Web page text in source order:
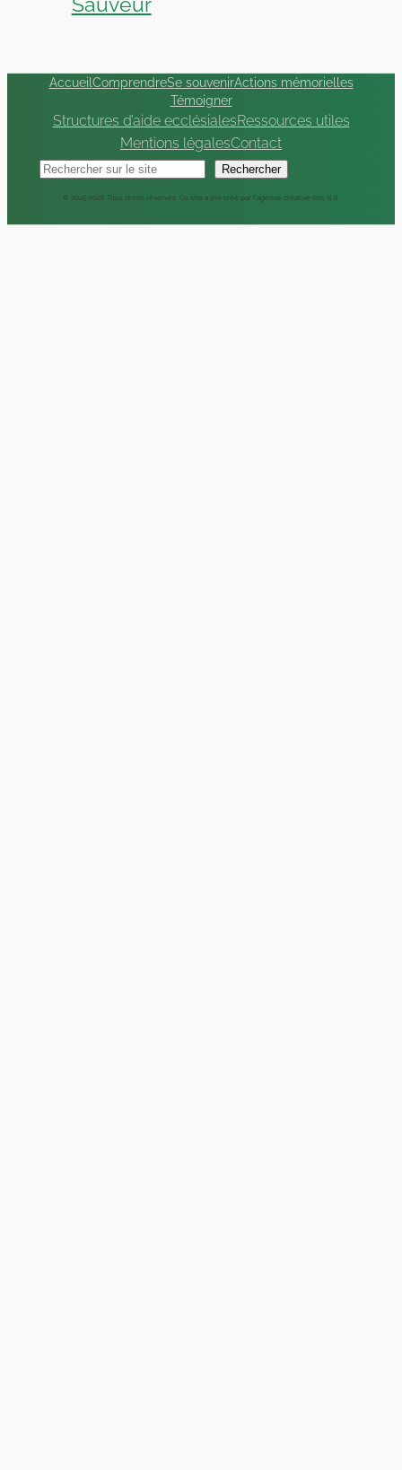
Accueil ComprendreSe souvenirActions mémorielles
Témoigner
Structures d’aide ecclésialesRessources utiles
Mentions légalesContact
Rechercher Rechercher
© 2025- 2026 Tous droits réservés. Ce site a été créé par l’agence créative this is it